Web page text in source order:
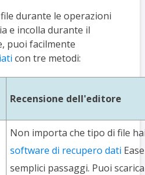
durante le operazioni
e incolla durante il
puoi facilmente
con tre metodi:
Recensione dell'editore
Non importa che tipo di file
software di recupero dati
semplici passaggi. Puoi